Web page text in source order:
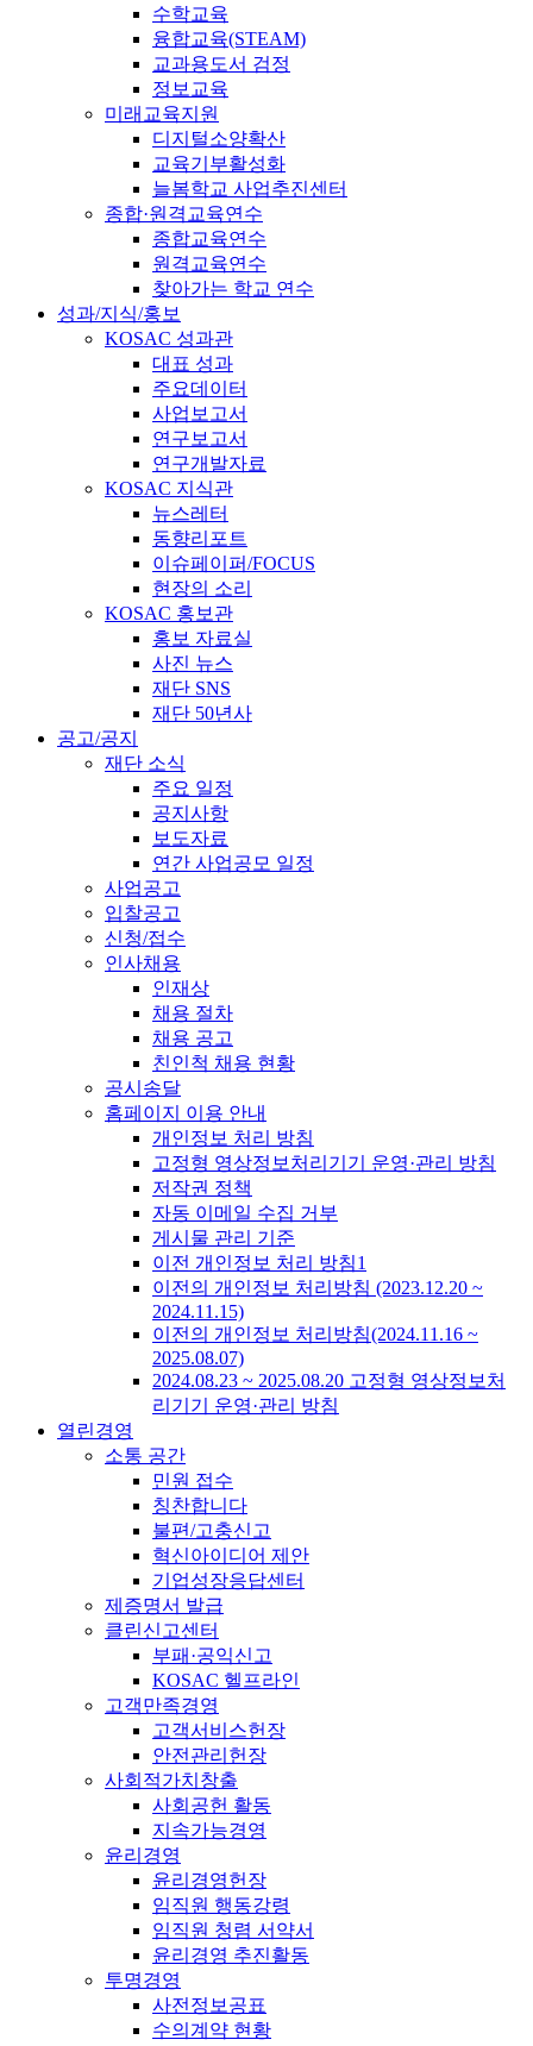
수학교육
융합교육(STEAM)
교과용도서 검정
정보교육
미래교육지원
디지털소양확산
교육기부활성화
늘봄학교 사업추진센터
종합·원격교육연수
종합교육연수
원격교육연수
찾아가는 학교 연수
성과/지식/홍보
KOSAC 성과관
대표 성과
주요데이터
사업보고서
연구보고서
연구개발자료
KOSAC 지식관
뉴스레터
동향리포트
이슈페이퍼/FOCUS
현장의 소리
KOSAC 홍보관
홍보 자료실
사진 뉴스
재단 SNS
재단 50년사
공고/공지
재단 소식
주요 일정
공지사항
보도자료
연간 사업공모 일정
사업공고
입찰공고
신청/접수
인사채용
인재상
채용 절차
채용 공고
친인척 채용 현황
공시송달
홈페이지 이용 안내
개인정보 처리 방침
고정형 영상정보처리기기 운영·관리 방침
저작권 정책
자동 이메일 수집 거부
게시물 관리 기준
이전 개인정보 처리 방침1
이전의 개인정보 처리방침 (2023.12.20 ~
2024.11.15)
이전의 개인정보 처리방침(2024.11.16 ~
2025.08.07)
2024.08.23 ~ 2025.08.20 고정형 영상정보처
리기기 운영·관리 방침
열린경영
소통 공간
민원 접수
칭찬합니다
불편/고충신고
혁신아이디어 제안
기업성장응답센터
제증명서 발급
클린신고센터
부패·공익신고
KOSAC 헬프라인
고객만족경영
고객서비스헌장
안전관리헌장
사회적가치창출
사회공헌 활동
지속가능경영
윤리경영
윤리경영헌장
임직원 행동강령
임직원 청렴 서약서
윤리경영 추진활동
투명경영
사전정보공표
수의계약 현황